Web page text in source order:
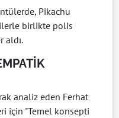
Pikachu
birlikte polis
aldı.
analiz eden Ferhat
için "Temel konsepti